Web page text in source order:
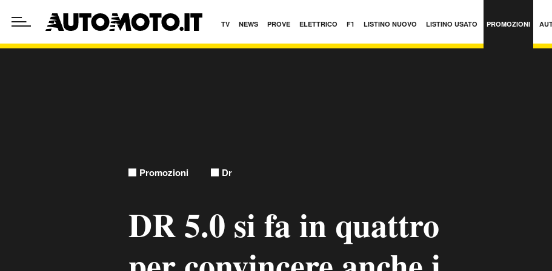
TV NEWS PROVE ELETTRICO F1 LISTINO NUOVO LISTINO USATO PROMOZIONI
Promozioni Dr
DR 5.0 si fa in quattro